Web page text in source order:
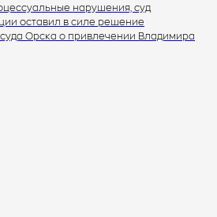
нарушения, суд
оставил в силе решение
Орска о привлечении Владимира